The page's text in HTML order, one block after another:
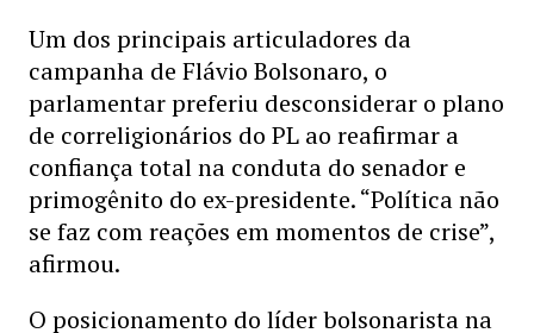
Um dos principais articuladores da
campanha de Flávio Bolsonaro, o
parlamentar preferiu desconsiderar o plano
de correligionários do PL ao reafirmar a
confiança total na conduta do senador e
primogênito do ex-presidente. “Política não
se faz com reações em momentos de crise”,
afirmou.
O posicionamento do líder bolsonarista na